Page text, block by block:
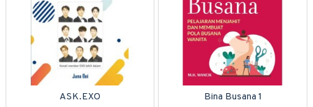
ASK.EXO Bina Busana 1